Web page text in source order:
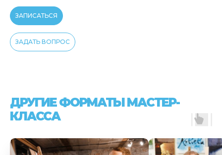
ЗАПИСАТЬСЯ
ЗАДАТЬ ВОПРОС
ДРУГИЕ ФОРМАТЫ МАСТЕР-
КЛАССА